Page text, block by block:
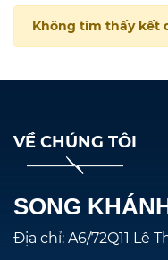
Không tìm thấy kết
VỀ CHÚNG TÔI
SONG
Địa chỉ: A6/72Q11 Lê